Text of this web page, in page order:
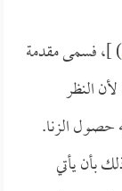
) ]، فسمى مقدمة
النظر
حصول الزنا.
بأن يأتي